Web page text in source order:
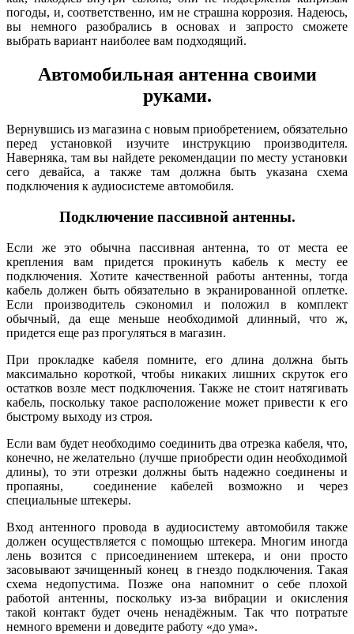
погоды, и, соответственно, им не страшна коррозия. Надеюсь,
вы немного разобрались в основах и запросто сможете
выбрать вариант наиболее вам подходящий.
Автомобильная антенна своими
руками.
Вернувшись из магазина с новым приобретением, обязательно
перед установкой изучите инструкцию производителя.
Наверняка, там вы найдете рекомендации по месту установки
сего девайса, а также там должна быть указана схема
подключения к аудиосистеме автомобиля.
Подключение пассивной антенны.
Если же это обычна пассивная антенна, то от места ее
крепления вам придется прокинуть кабель к месту ее
подключения. Хотите качественной работы антенны, тогда
кабель должен быть обязательно в экранированной оплетке.
Если производитель сэкономил и положил в комплект
обычный, да еще меньше необходимой длинный, что ж,
придется еще раз прогуляться в магазин.
При прокладке кабеля помните, его длина должна быть
максимально короткой, чтобы никаких лишних скруток его
остатков возле мест подключения. Также не стоит натягивать
кабель, поскольку такое расположение может привести к его
быстрому выходу из строя.
Если вам будет необходимо соединить два отрезка кабеля, что,
конечно, не желательно (лучше приобрести один необходимой
длины), то эти отрезки должны быть надежно соединены и
пропаяны, соединение кабелей возможно и через
специальные штекеры.
Вход антенного провода в аудиосистему автомобиля также
должен осуществляется с помощью штекера. Многим иногда
лень возится с присоединением штекера, и они просто
засовывают зачищенный конец в гнездо подключения. Такая
схема недопустима. Позже она напомнит о себе плохой
работой антенны, поскольку из-за вибрации и окисления
такой контакт будет очень ненадёжным. Так что потратьте
немного времени и доведите работу «до ума».